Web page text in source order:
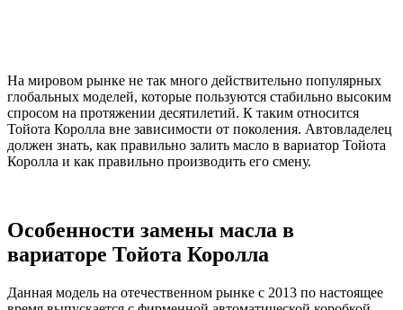
На мировом рынке не так много действительно популярных
глобальных моделей, которые пользуются стабильно высоким
спросом на протяжении десятилетий. К таким относится
Тойота Королла вне зависимости от поколения. Автовладелец
должен знать, как правильно залить масло в вариатор Тойота
Королла и как правильно производить его смену.
Особенности замены масла в
вариаторе Тойота Королла
Данная модель на отечественном рынке с 2013 по настоящее